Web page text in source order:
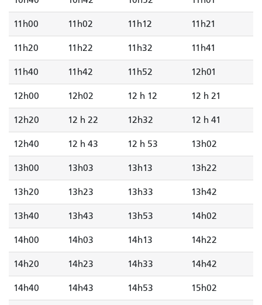
11h00 11h02 11h12 11h21
11h20 11h22 11h32 11h41
11h40 11h42 11h52 12h01
12h00 12h02 12 h 12 12 h 21
12h20 12 h 22 12h32 12 h 41
12h40 12 h 43 12 h 53 13h02
13h00 13h03 13h13 13h22
13h20 13h23 13h33 13h42
13h40 13h43 13h53 14h02
14h00 14h03 14h13 14h22
14h20 14h23 14h33 14h42
14h40 14h43 14h53 15h02